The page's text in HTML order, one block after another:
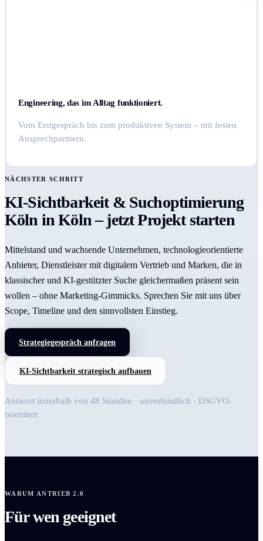
Engineering, das im Alltag funktioniert.
Vom Erstgespräch bis zum produktiven System – mit festen
Ansprechpartnern.
NÄCHSTER SCHRITT
KI-Sichtbarkeit & Suchoptimierung
Köln in Köln – jetzt Projekt starten
Mittelstand und wachsende Unternehmen, technologieorientierte
Anbieter, Dienstleister mit digitalem Vertrieb und Marken, die in
klassischer und KI-gestützter Suche gleichermaßen präsent sein
wollen – ohne Marketing-Gimmicks. Sprechen Sie mit uns über
Scope, Timeline und den sinnvollsten Einstieg.
Strategiegespräch anfragen
KI-Sichtbarkeit strategisch aufbauen
Antwort innerhalb von 48 Stunden · unverbindlich · DSGVO-
orientiert
WARUM ANTRIEB 2.0
Für wen geeignet